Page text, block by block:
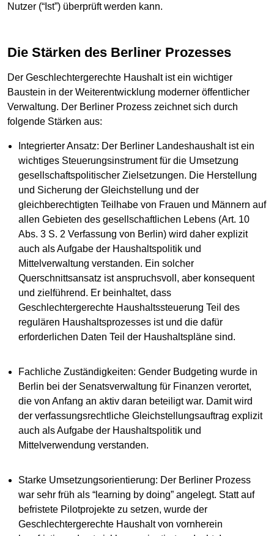
Nutzer (“Ist”) überprüft werden kann.
Die Stärken des Berliner Prozesses
Der Geschlechtergerechte Haushalt ist ein wichtiger
Baustein in der Weiterentwicklung moderner öffentlicher
Verwaltung. Der Berliner Prozess zeichnet sich durch
folgende Stärken aus:
Integrierter Ansatz: Der Berliner Landeshaushalt ist ein
wichtiges Steuerungsinstrument für die Umsetzung
gesellschaftspolitischer Zielsetzungen. Die Herstellung
und Sicherung der Gleichstellung und der
gleichberechtigten Teilhabe von Frauen und Männern auf
allen Gebieten des gesellschaftlichen Lebens (Art. 10
Abs. 3 S. 2 Verfassung von Berlin) wird daher explizit
auch als Aufgabe der Haushaltspolitik und
Mittelverwaltung verstanden. Ein solcher
Querschnittsansatz ist anspruchsvoll, aber konsequent
und zielführend. Er beinhaltet, dass
Geschlechtergerechte Haushaltssteuerung Teil des
regulären Haushaltsprozesses ist und die dafür
erforderlichen Daten Teil der Haushaltspläne sind.
Fachliche Zuständigkeiten: Gender Budgeting wurde in
Berlin bei der Senatsverwaltung für Finanzen verortet,
die von Anfang an aktiv daran beteiligt war. Damit wird
der verfassungsrechtliche Gleichstellungsauftrag explizit
auch als Aufgabe der Haushaltspolitik und
Mittelverwendung verstanden.
Starke Umsetzungsorientierung: Der Berliner Prozess
war sehr früh als “learning by doing” angelegt. Statt auf
befristete Pilotprojekte zu setzen, wurde der
Geschlechtergerechte Haushalt von vornherein